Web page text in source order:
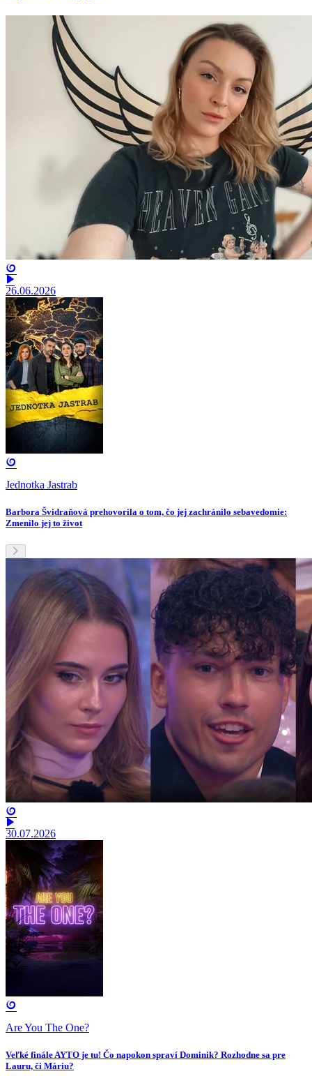
26.06.2026
Jednotka Jastrab
Barbora Švidraňová prehovorila o tom, čo jej zachránilo sebavedomie:
Zmenilo jej to život
30.07.2026
Are You The One?
Veľké finále AYTO je tu! Čo napokon spraví Dominik? Rozhodne sa pre
Lauru, či Máriu?